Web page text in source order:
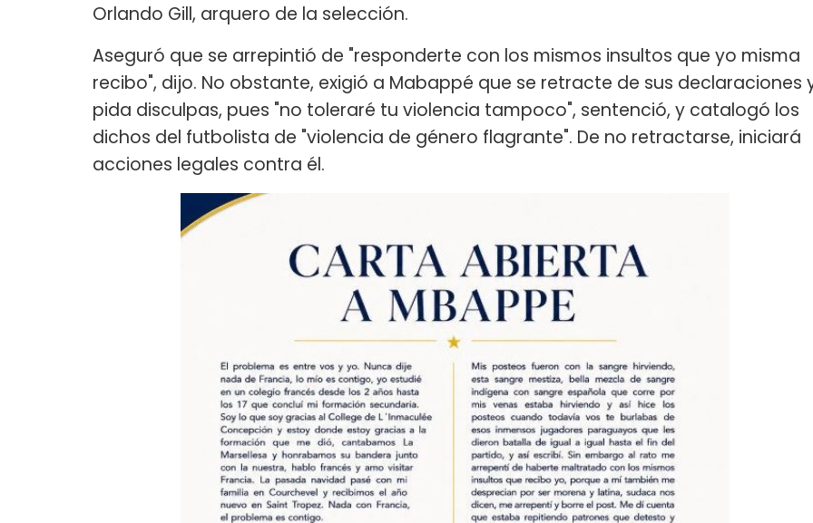
Orlando Gill, arquero de la selección.
Aseguró que se arrepintió de "responderte con los mismos insultos que yo misma
recibo", dijo. No obstante, exigió a Mabappé que se retracte de sus declaraciones
pida disculpas, pues "no toleraré tu violencia tampoco", sentenció, y catalogó los
dichos del futbolista de "violencia de género flagrante". De no retractarse, iniciará
acciones legales contra él.